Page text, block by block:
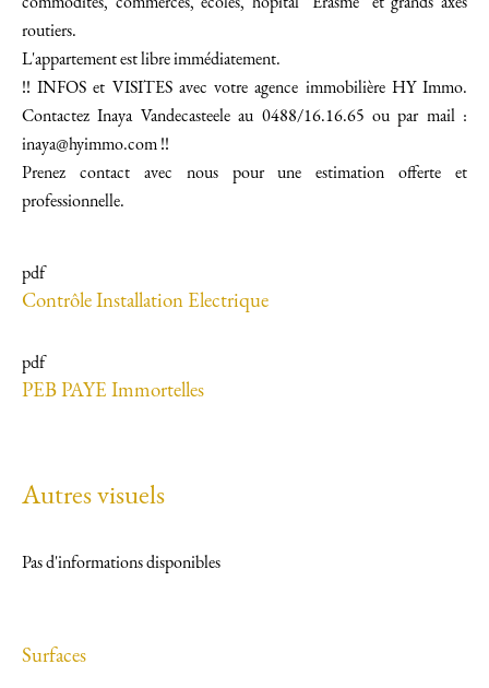
routiers.
L'appartement est libre immédiatement.
!! INFOS et VISITES avec votre agence immobilière HY Immo.
Contactez Inaya Vandecasteele au 0488/16.16.65 ou par mail :
inaya@hyimmo.com !!
Prenez contact avec nous pour une estimation offerte et
professionnelle.
pdf
Contrôle Installation Electrique
pdf
PEB PAYE Immortelles
Autres visuels
Pas d'informations disponibles
Surfaces